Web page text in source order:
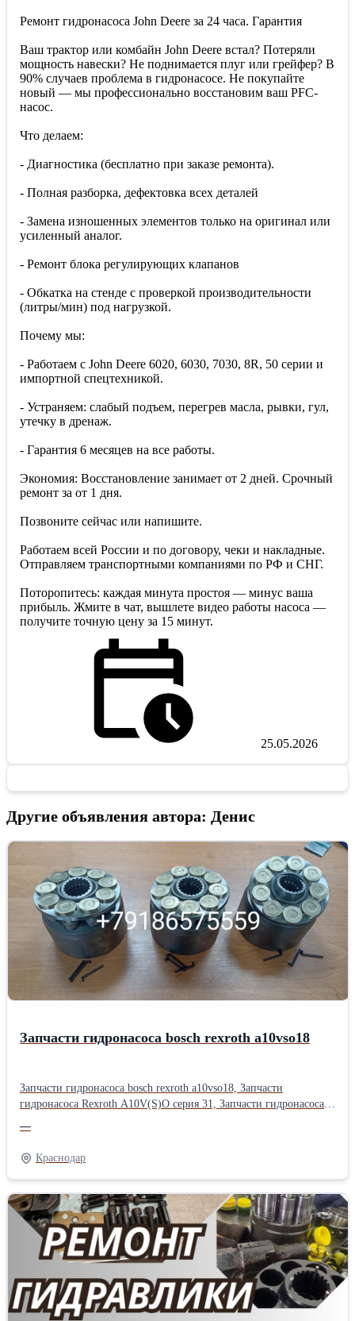
Ремонт гидронасоса John Deere за 24 часа. Гарантия
Ваш трактор или комбайн John Deere встал? Потеряли
мощность навески? Не поднимается плуг или грейфер? В
90% случаев проблема в гидронасосе. Не покупайте
новый — мы профессионально восстановим ваш PFC-
насос.
Что делаем:
- Диагностика (бесплатно при заказе ремонта).
- Полная разборка, дефектовка всех деталей
- Замена изношенных элементов только на оригинал или
усиленный аналог.
- Ремонт блока регулирующих клапанов
- Обкатка на стенде с проверкой производительности
(литры/мин) под нагрузкой.
Почему мы:
- Работаем с John Deere 6020, 6030, 7030, 8R, 50 серии и
импортной спецтехникой.
- Устраняем: слабый подъем, перегрев масла, рывки, гул,
утечку в дренаж.
- Гарантия 6 месяцев на все работы.
Экономия: Восстановление занимает от 2 дней. Срочный
ремонт за от 1 дня.
Позвоните сейчас или напишите.
Работаем всей России и по договору, чеки и накладные.
Отправляем транспортными компаниями по РФ и СНГ.
Поторопитесь: каждая минута простоя — минус ваша
прибыль. Жмите в чат, вышлете видео работы насоса —
получите точную цену за 15 минут.
25.05.2026
Другие объявления автора: Денис
Запчасти гидронасоса bosch rexroth a10vso18
Запчасти гидронасоса bosch rexroth a10vso18, Запчасти
гидронасоса Rexroth A10V(S)O серия 31, Запчасти гидронасоса
bosch rexroth a10vso серии 31, Запчасти гидронасоса bosch rexroth
a10vso, Запчасти насоса bosch rexroth a10vso18, Запчасти
гидравлики спецтехники rexroth a10vso18, Запчасти аксиально-
поршневого насоса rexroth a10vso18, Запасные части гидронасоса
Bosch Rexroth A10VSO18: Надежность и точность в каждой
детали. Гидравлика — это сердце вашей техники, а аксиально-
поршневой насос Bosch Rexroth A10VSO18 — это ее надежный
мотор. Однако даже эталонная надежность требует
своевременного обслуживания. Когда приходит время ремонта,
выбор правильных комплектующих становится критическим
фактором, определяющим ресурс и производительность всей
гидросистемы. Что мы предлагаем? В нашем ассортименте
—
Краснодар